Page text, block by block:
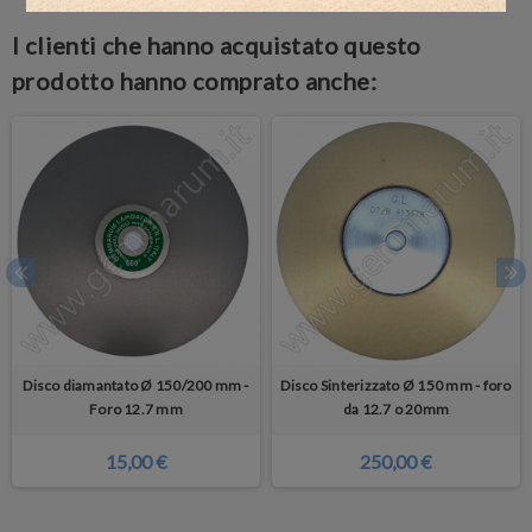
I clienti che hanno acquistato questo
prodotto hanno comprato anche:
Disco diamantato Ø 150/200 mm -
Foro 12.7 mm
15,00 €
Disco Sinterizzato Ø 150 mm - foro
da 12.7 o 20mm
250,00 €